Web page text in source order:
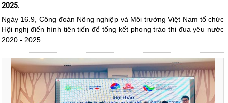
2025.
Ngày 16.9, Công đoàn Nông nghiệp và Môi trường Việt Nam tổ chức
Hội nghị điển hình tiên tiến để tổng kết phong trào thi đua yêu nước
2020 - 2025.